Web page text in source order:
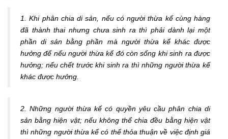
1. Khi phân chia di sản, nếu có người thừa kế cùng hàng
đã thành thai nhưng chưa sinh ra thì phải dành lại một
phần di sản bằng phần mà người thừa kế khác được
hưởng để nếu người thừa kế đó còn sống khi sinh ra được
hưởng; nếu chết trước khi sinh ra thì những người thừa kế
khác được hưởng.
2. Những người thừa kế có quyền yêu cầu phân chia di
sản bằng hiện vật; nếu không thể chia đều bằng hiện vật
thì những người thừa kế có thể thỏa thuận về việc định giá